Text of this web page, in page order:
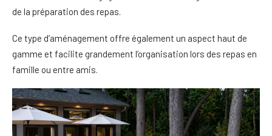
de la préparation des repas.
Ce type d’aménagement offre également un aspect haut de
gamme et facilite grandement l’organisation lors des repas en
famille ou entre amis.